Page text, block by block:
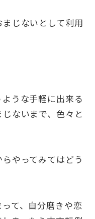
じないとして利用
うな手軽に出来る
ないまで、色々と
やってみてはどう
て、自分磨きや恋